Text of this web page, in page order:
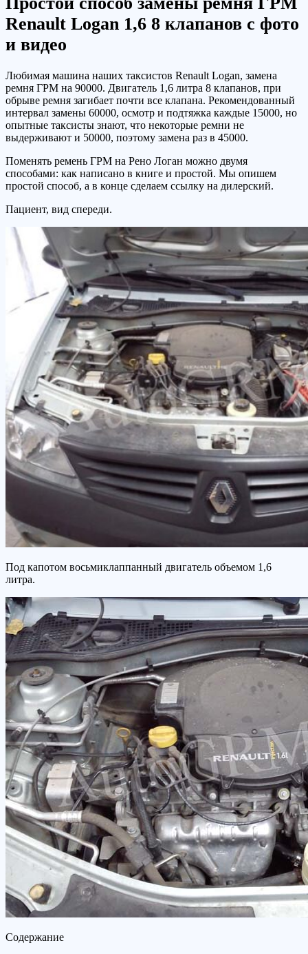
Renault Logan 1,6 8 клапанов с фото
и видео
Любимая машина наших таксистов Renault Logan, замена
ремня ГРМ на 90000. Двигатель 1,6 литра 8 клапанов, при
обрыве ремня загибает почти все клапана. Рекомендованный
интервал замены 60000, осмотр и подтяжка каждые 15000, но
опытные таксисты знают, что некоторые ремни не
выдерживают и 50000, поэтому замена раз в 45000.
Поменять ремень ГРМ на Рено Логан можно двумя
способами: как написано в книге и простой. Мы опишем
простой способ, а в конце сделаем ссылку на дилерский.
Пациент, вид спереди.
Под капотом восьмиклаппанный двигатель объемом 1,6
литра.
Содержание